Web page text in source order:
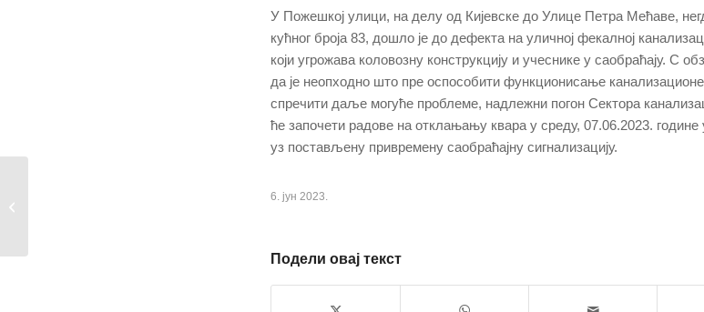
У Пожешкој улици, на делу од Кијевске до Улице Петра Мећаве,
кућног броја 83, дошло је до дефекта на уличној фекалној
који угрожава коловозну конструкцију и учеснике у саобраћају. С
да је неопходно што пре оспособити функционисање
спречити даље могуће проблеме, надлежни погон Сектора
ће започети радове на отклањању квара у среду, 07.06.2023. године
уз постављену привремену саобраћајну сигнализацију.
6. јун 2023.
Подели овај текст